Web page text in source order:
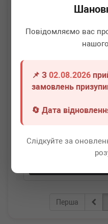
Повідомляємо вас
📌 З02.08.2026
замовлень
🔄 Дата
Слідкуйте за
BOGAP A1337101
Перша